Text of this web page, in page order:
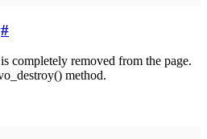
#
completely removed from the page.
method.